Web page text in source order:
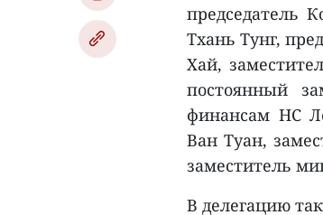
председатель
Тхань Тунг,
Хай,
постоянный
финансам НС
Ван Туан,
заместитель
В делегацию